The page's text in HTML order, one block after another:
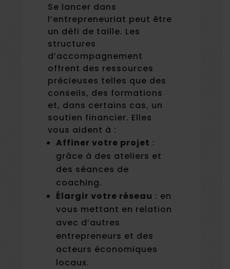
Se lancer dans
l’entrepreneuriat peut être
un défi de taille. Les
structures
d’accompagnement
offrent des ressources
précieuses telles que des
conseils, des formations
et, dans certains cas, un
soutien financier. Elles
vous aident à :
Affiner votre projet :
grâce à des ateliers et
des séances de
coaching.
Élargir votre réseau : en
vous mettant en relation
avec d’autres
entrepreneurs et des
acteurs économiques
locaux.